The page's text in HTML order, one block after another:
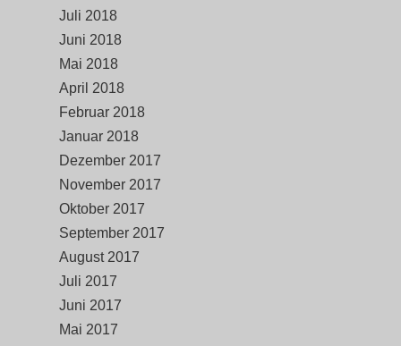
Juli 2018
Juni 2018
Mai 2018
April 2018
Februar 2018
Januar 2018
Dezember 2017
November 2017
Oktober 2017
September 2017
August 2017
Juli 2017
Juni 2017
Mai 2017